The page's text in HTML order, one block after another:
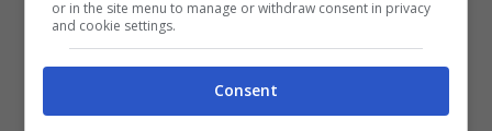
or in the site menu to manage or withdraw consent in privacy
and cookie settings.
Consent